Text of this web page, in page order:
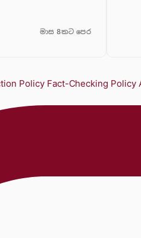
මාස 8කට පෙර
Policy Fact-Checking Policy